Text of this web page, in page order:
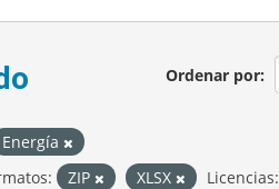
Ordenar por
Energía
ZIP XLSX Licencias: